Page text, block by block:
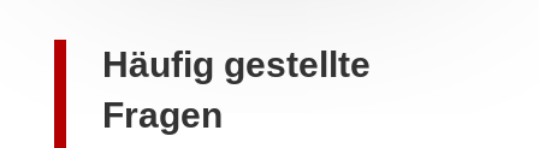
Häufig gestellte
Fragen